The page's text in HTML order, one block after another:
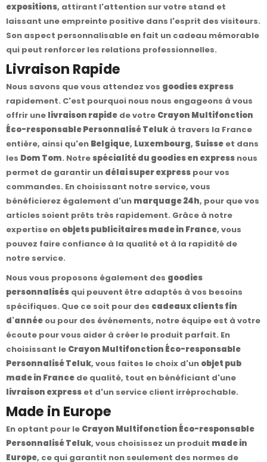
expositions, attirant l'attention sur votre stand et
laissant une empreinte positive dans l'esprit des visiteurs.
Son aspect personnalisable en fait un cadeau mémorable
qui peut renforcer les relations professionnelles.
Livraison Rapide
Nous savons que vous attendez vos goodies express
rapidement. C'est pourquoi nous nous engageons à vous
offrir une livraison rapide de votre Crayon Multifonction
Éco-responsable Personnalisé Teluk à travers la France
entière, ainsi qu'en Belgique, Luxembourg, Suisse et dans
les Dom Tom. Notrespécialité du goodies en express nous
permet de garantir un délai super express pour vos
commandes. En choisissant notre service, vous
bénéficierez également d'un marquage 24h, pour que vos
articles soient prêts très rapidement. Grâce à notre
expertise en objets publicitaires made in France, vous
pouvez faire confiance à la qualité et à la rapidité de
notre service.
Nous vous proposons également des goodies
personnalisés qui peuvent être adaptés à vos besoins
spécifiques. Que ce soit pour des cadeaux clients fin
d'année ou pour des événements, notre équipe est à votre
écoute pour vous aider à créer le produit parfait. En
choisissant le Crayon Multifonction Éco-responsable
Personnalisé Teluk, vous faites le choix d'un objet pub
made in France de qualité, tout en bénéficiant d'une
livraison express et d'un service client irréprochable.
Made in Europe
En optant pour le Crayon Multifonction Éco-responsable
Personnalisé Teluk, vous choisissez un produit made in
Europe, ce qui garantit non seulement des normes de